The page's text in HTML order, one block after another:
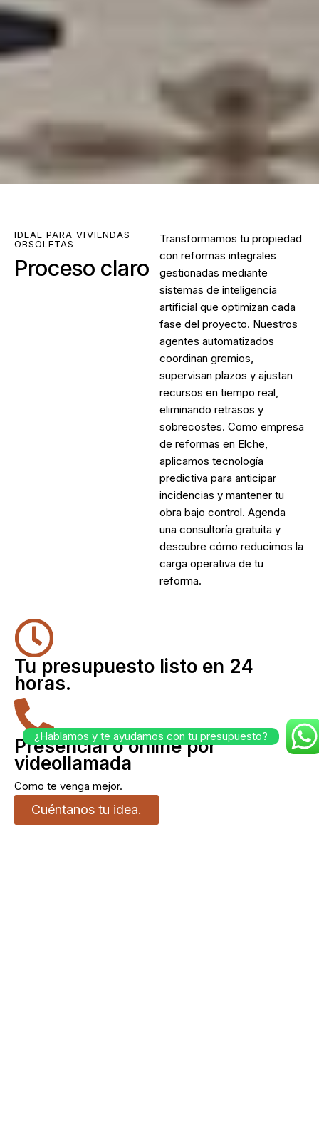
IDEAL PARA VIVIENDAS
OBSOLETAS
Proceso claro
Transformamos tu propiedad
con reformas integrales
gestionadas mediante
sistemas de inteligencia
artificial que optimizan cada
fase del proyecto. Nuestros
agentes automatizados
coordinan gremios,
supervisan plazos y ajustan
recursos en tiempo real,
eliminando retrasos y
sobrecostes. Como empresa
de reformas en Elche,
aplicamos tecnología
predictiva para anticipar
incidencias y mantener tu
obra bajo control. Agenda
una consultoría gratuita y
descubre cómo reducimos la
carga operativa de tu
reforma.
Tu presupuesto listo en 24
horas.
Presencial o online por
videollamada
Como te venga mejor.
Cuéntanos tu idea.
¿Hablamos y te ayudamos con tu presupuesto?